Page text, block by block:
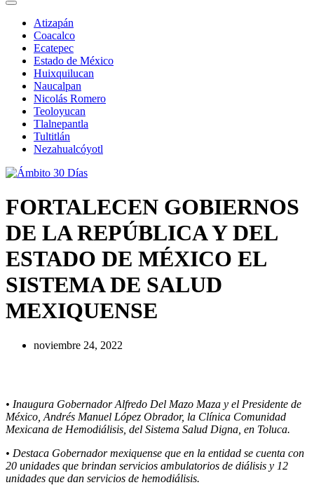
Atizapán
Coacalco
Ecatepec
Estado de México
Huixquilucan
Naucalpan
Nicolás Romero
Teoloyucan
Tlalnepantla
Tultitlán
Nezahualcóyotl
FORTALECEN GOBIERNOS
DE LA REPÚBLICA Y DEL
ESTADO DE MÉXICO EL
SISTEMA DE SALUD
MEXIQUENSE
noviembre 24, 2022
• Inaugura Gobernador Alfredo Del Mazo Maza y el Presidente de
México, Andrés Manuel López Obrador, la Clínica Comunidad
Mexicana de Hemodiálisis, del Sistema Salud Digna, en Toluca.
• Destaca Gobernador mexiquense que en la entidad se cuenta con
20 unidades que brindan servicios ambulatorios de diálisis y 12
unidades que dan servicios de hemodiálisis.